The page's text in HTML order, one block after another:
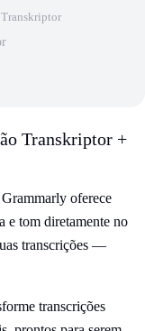
Transkriptor
Transkriptor +
oferece
e tom diretamente no
transcrições —
transcrições